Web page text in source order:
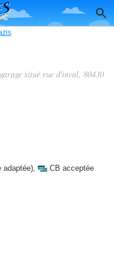
situé rue d'inval, 80430
adaptée), CB acceptée